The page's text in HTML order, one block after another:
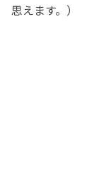
思えます。）